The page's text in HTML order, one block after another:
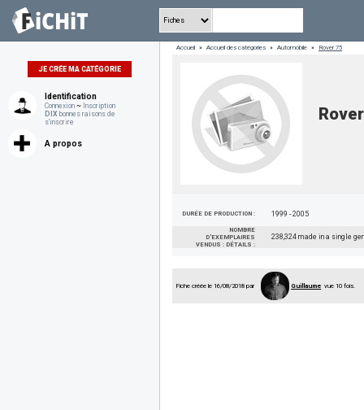
JE CRÉE MA CATÉGORIE
Identification
Connexion ~ Inscription
DIX bonnes raisons de
s'inscrire
A propos
Accueil » Accueil des catégories » Automobile » Rover 75
DURÉE DE PRODUCTION : 1999 - 2005
NOMBRE
D'EXEMPLAIRES
VENDUS : DÉTAILS :
238,324 made in a single
Fiche créée le 16/08/2018 par Guillaume vue 10 fois.